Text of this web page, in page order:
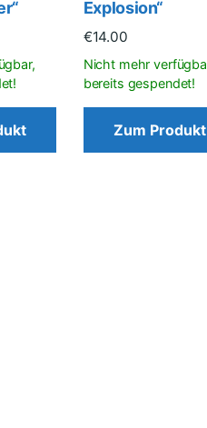
Explosion“
€14.00
Zum Produkt